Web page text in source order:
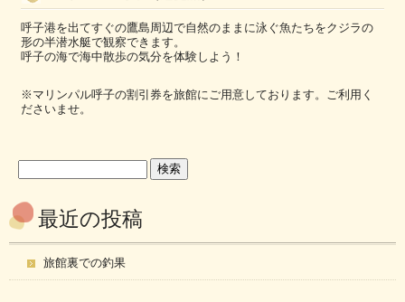
呼子港を出てすぐの鷹島周辺で自然のままに泳ぐ魚たちをクジラの
形の半潜水艇で観察できます。
呼子の海で海中散歩の気分を体験しよう！
※マリンパル呼子の割引券を旅館にご用意しております。ご利用く
ださいませ。
最近の投稿
旅館裏での釣果